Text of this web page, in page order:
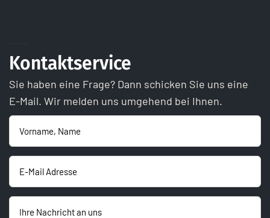
Kontaktservice
Sie haben eine Frage? Dann schicken Sie uns eine
E-Mail. Wir melden uns umgehend bei Ihnen.